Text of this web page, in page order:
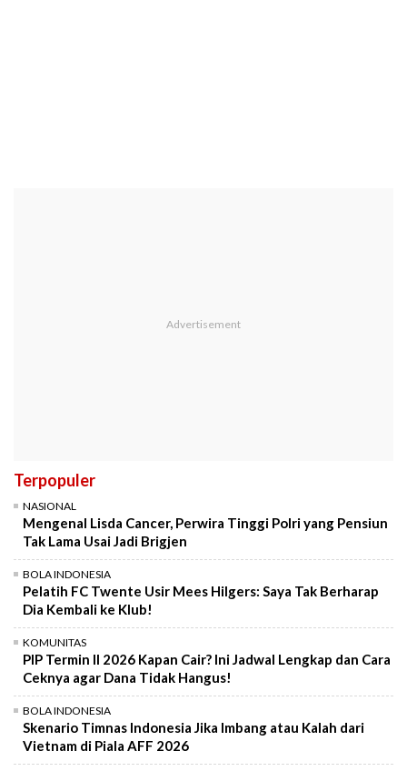
Terpopuler
NASIONAL
Mengenal Lisda Cancer, Perwira Tinggi Polri yang Pensiun
Tak Lama Usai Jadi Brigjen
BOLA INDONESIA
Pelatih FC Twente Usir Mees Hilgers: Saya Tak Berharap
Dia Kembali ke Klub!
KOMUNITAS
PIP Termin II 2026 Kapan Cair? Ini Jadwal Lengkap dan Cara
Ceknya agar Dana Tidak Hangus!
BOLA INDONESIA
Skenario Timnas Indonesia Jika Imbang atau Kalah dari
Vietnam di Piala AFF 2026